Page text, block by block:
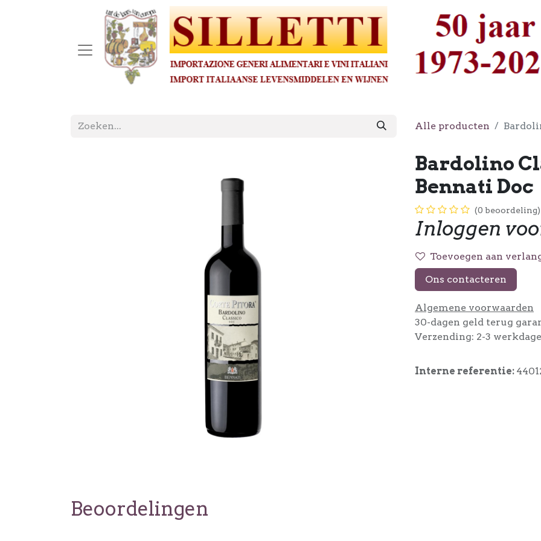
Alle producten
Bardolino
Bennati Doc
(0 beoordeling)
Inloggen
Toevoegen aan
Ons contacteren
Algemene voorwaarden
30-dagen geld terug
Verzending: 2-3
Interne referentie:
Beoordelingen